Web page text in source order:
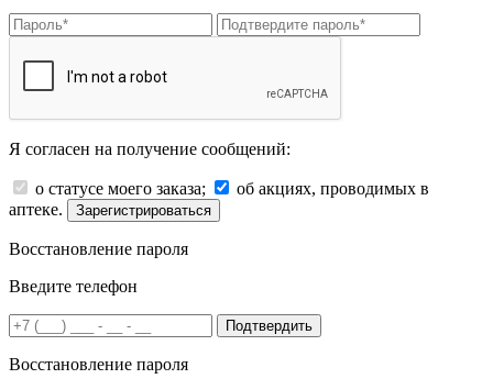
Я согласен на получение сообщений:
о статусе моего заказа;
об акциях, проводимых в
аптеке.
Зарегистрироваться
Восстановление пароля
Введите телефон
Подтвердить
Восстановление пароля